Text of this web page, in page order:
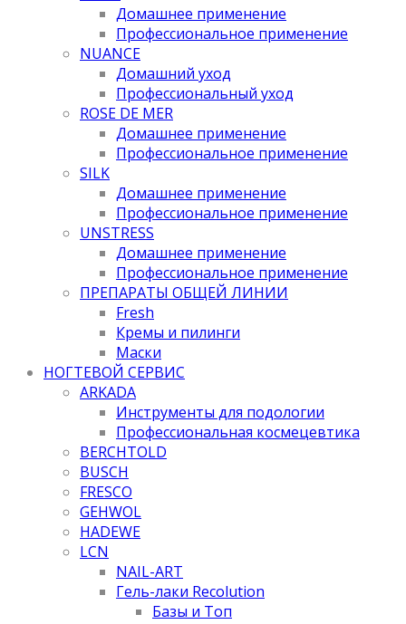
Домашнее применение
Профессиональное применение
NUANCE
Домашний уход
Профессиональный уход
ROSE DE MER
Домашнее применение
Профессиональное применение
SILK
Домашнее применение
Профессиональное применение
UNSTRESS
Домашнее применение
Профессиональное применение
ПРЕПАРАТЫ ОБЩЕЙ ЛИНИИ
Fresh
Кремы и пилинги
Маски
НОГТЕВОЙ СЕРВИС
ARKADA
Инструменты для подологии
Профессиональная космецевтика
BERCHTOLD
BUSCH
FRESCO
GEHWOL
HADEWE
LCN
NAIL-ART
Гель-лаки Recolution
Базы и Топ